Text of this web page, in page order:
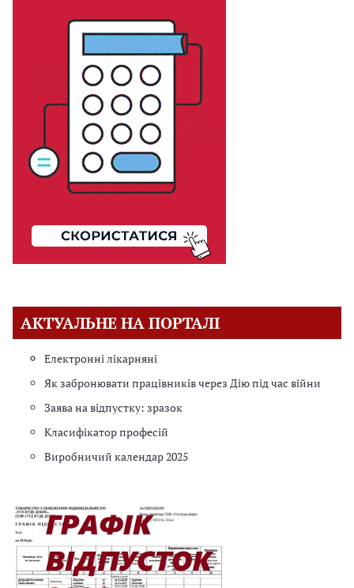
АКТУАЛЬНЕ НА ПОРТАЛІ
Електронні лікарняні
Як забронювати працівників через Дію під час війни
Заява на відпустку: зразок
Класифікатор професій
Виробничий календар 2025